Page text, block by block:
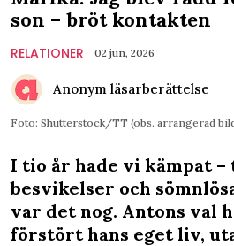
son – bröt kontakten
RELATIONER 02 jun, 2026
Anonym läsarberättelse
Foto: Shutterstock/TT (obs. arrangerad
I tio år hade vi kämpat –
besvikelser och
var det nog. Antons val
förstört hans eget liv,